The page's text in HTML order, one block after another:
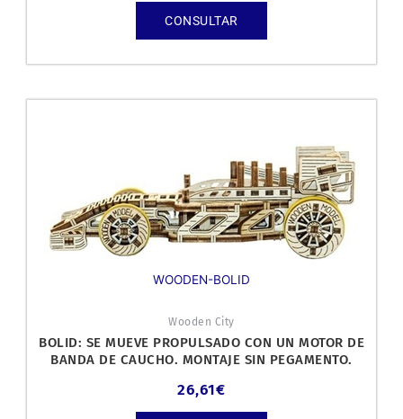
CONSULTAR
WOODEN-BOLID
Wooden City
BOLID: SE MUEVE PROPULSADO CON UN MOTOR DE
BANDA DE CAUCHO. MONTAJE SIN PEGAMENTO.
26,61€